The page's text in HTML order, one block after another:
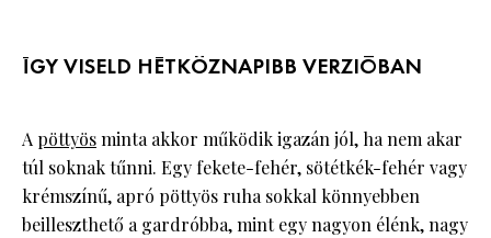
ÍGY VISELD HÉTKÖZNAPIBB VERZIÓBAN
A pöttyösminta akkor működik igazán jól, ha nem akar
túl soknak tűnni. Egy fekete-fehér, sötétkék-fehér vagy
krémszínű, apró pöttyös ruha sokkal könnyebben
beilleszthető a gardróbba, mint egy nagyon élénk, nagy